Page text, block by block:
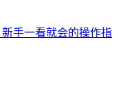
手一看就会的操作指